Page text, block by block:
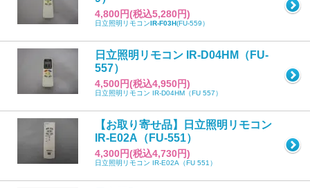
4,800円(税込5,280円)
日立照明リモコンIR-F03H(FU-559）
日立照明リモコン IR-D04HM（FU-
557）
4,500円(税込4,950円)
日立照明リモコン IR-D04HM（FU 557）
【お取り寄せ品】日立照明リモコン
IR-E02A（FU-551）
4,300円(税込4,730円)
日立照明リモコン IR-E02A（FU 551）